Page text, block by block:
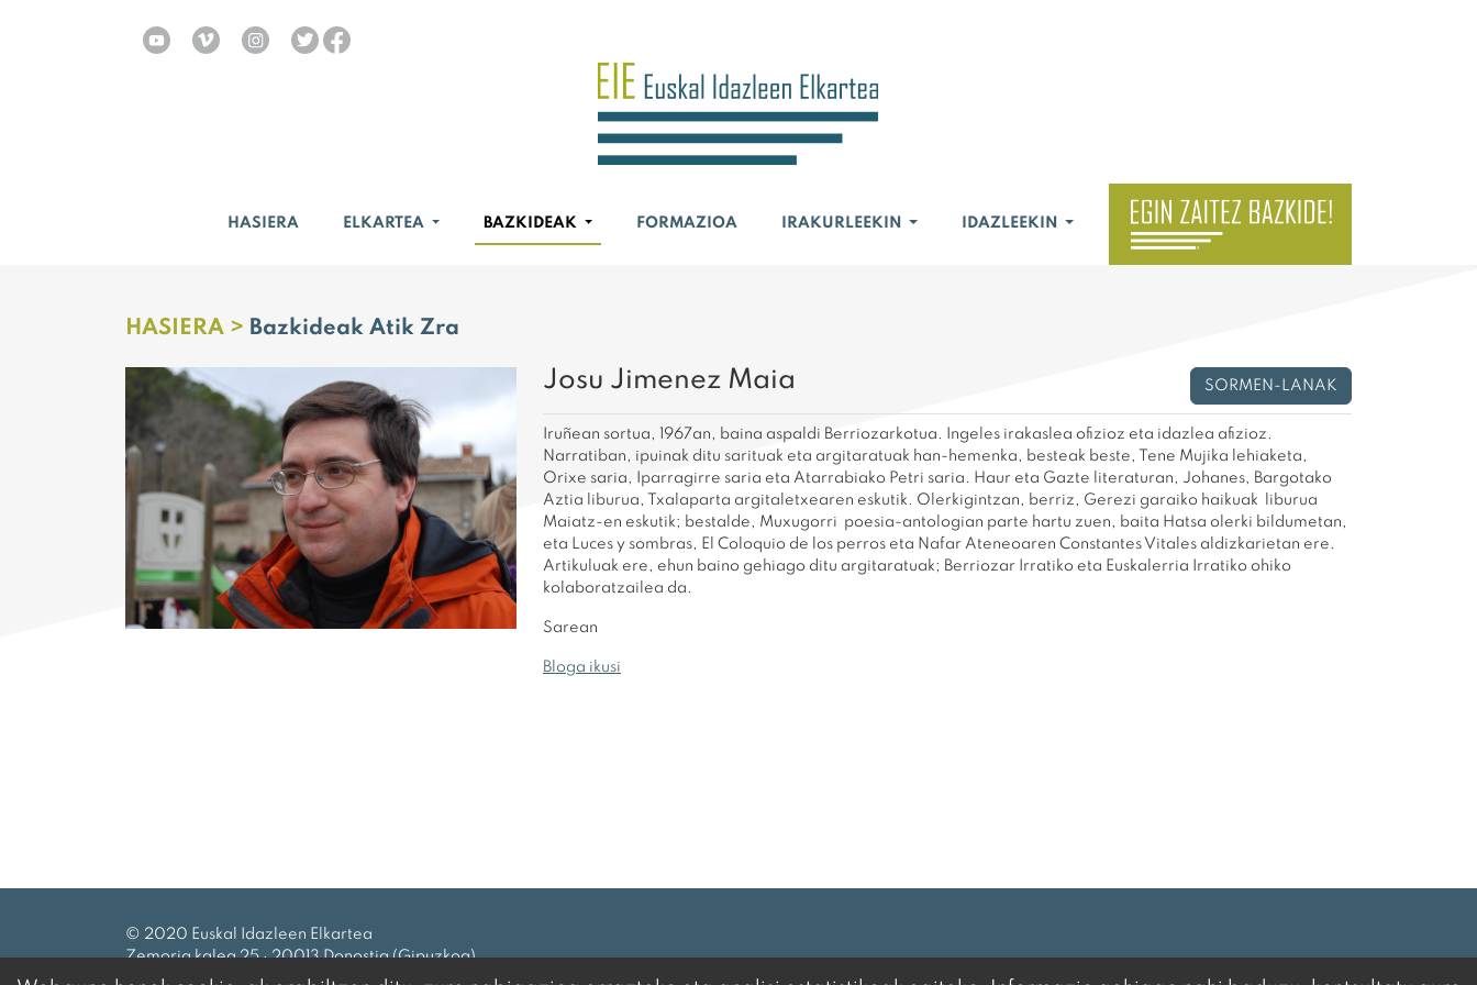
HASIERA ELKARTEA BAZKIDEAK FORMAZIOA IRAKURLEEKIN IDAZLEEKIN
HASIERA > Bazkideak Atik Zra
Josu Jimenez Maia SORMEN-LANAK
Iruñean sortua, 1967an, baina aspaldi Berriozarkotua. Ingeles irakaslea ofizioz eta idazlea afizioz.
Narratiban, ipuinak ditu sarituak eta argitaratuak han-hemenka, besteak beste, Tene Mujika lehiaketa,
Orixe saria, Iparragirre saria eta Atarrabiako Petri saria. Haur eta Gazte literaturan, Johanes, Bargotako
Aztia liburua, Txalaparta argitaletxearen eskutik. Olerkigintzan, berriz, Gerezi garaiko haikuak liburua
Maiatz-en eskutik; bestalde, Muxugorri poesia-antologian parte hartu zuen, baita Hatsa olerki bildumetan,
eta Luces y sombras, El Coloquio de los perros eta Nafar Ateneoaren Constantes Vitales aldizkarietan ere.
Artikuluak ere, ehun baino gehiago ditu argitaratuak; Berriozar Irratiko eta Euskalerria Irratiko ohiko
kolaboratzailea da.
Sarean
Bloga ikusi
© 2020 Euskal Idazleen Elkartea
Zemoria kalea 25 · 20013 Donostia (Gipuzkoa)
Tel.:943 27 69 99 | eie@idazleak.eus